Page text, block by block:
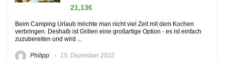
21,13€
Beim Camping Urlaub möchte man nicht viel Zeit mit dem Kochen
verbringen. Deshalb ist Grillen eine großartige Option - es ist einfach
zuzubereiten und wird ...
Philipp 15. Dezember 2022